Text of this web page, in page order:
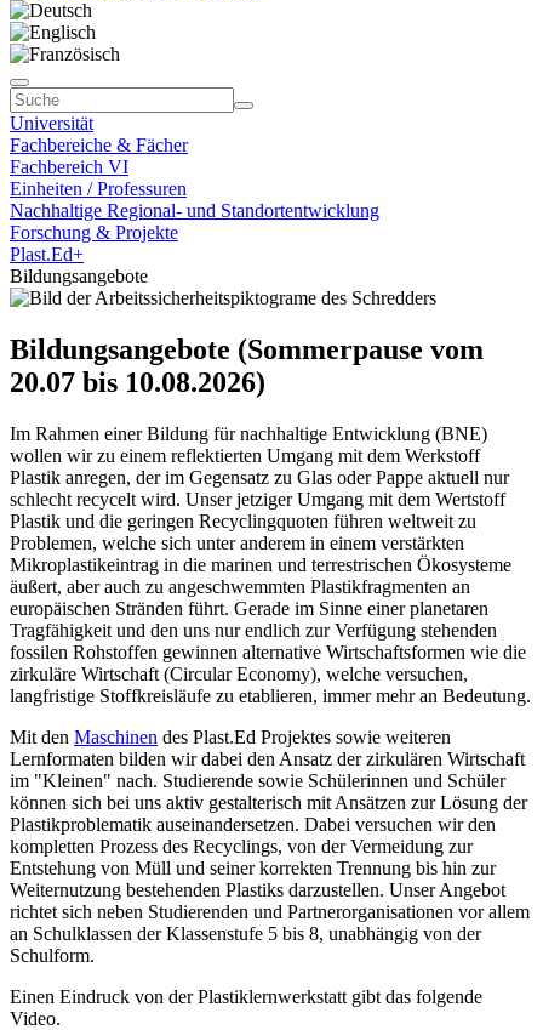
Universität
Fachbereiche & Fächer
Fachbereich VI
Einheiten / Professuren
Nachhaltige Regional- und Standortentwicklung
Forschung & Projekte
Plast.Ed+
Bildungsangebote
Bildungsangebote (Sommerpause vom
20.07 bis 10.08.2026)
Im Rahmen einer Bildung für nachhaltige Entwicklung (BNE)
wollen wir zu einem reflektierten Umgang mit dem Werkstoff
Plastik anregen, der im Gegensatz zu Glas oder Pappe aktuell nur
schlecht recycelt wird. Unser jetziger Umgang mit dem Wertstoff
Plastik und die geringen Recyclingquoten führen weltweit zu
Problemen, welche sich unter anderem in einem verstärkten
Mikroplastikeintrag in die marinen und terrestrischen Ökosysteme
äußert, aber auch zu angeschwemmten Plastikfragmenten an
europäischen Stränden führt. Gerade im Sinne einer planetaren
Tragfähigkeit und den uns nur endlich zur Verfügung stehenden
fossilen Rohstoffen gewinnen alternative Wirtschaftsformen wie die
zirkuläre Wirtschaft (Circular Economy), welche versuchen,
langfristige Stoffkreisläufe zu etablieren, immer mehr an Bedeutung.
Mit den Maschinen des Plast.Ed Projektes sowie weiteren
Lernformaten bilden wir dabei den Ansatz der zirkulären Wirtschaft
im "Kleinen" nach. Studierende sowie Schülerinnen und Schüler
können sich bei uns aktiv gestalterisch mit Ansätzen zur Lösung der
Plastikproblematik auseinandersetzen. Dabei versuchen wir den
kompletten Prozess des Recyclings, von der Vermeidung zur
Entstehung von Müll und seiner korrekten Trennung bis hin zur
Weiternutzung bestehenden Plastiks darzustellen. Unser Angebot
richtet sich neben Studierenden und Partnerorganisationen vor allem
an Schulklassen der Klassenstufe 5 bis 8, unabhängig von der
Schulform.
Einen Eindruck von der Plastiklernwerkstatt gibt das folgende
Video.